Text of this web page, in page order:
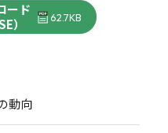
ード
）
62.7KB
動向